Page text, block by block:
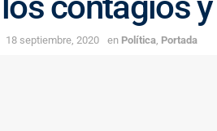
18 septiembre, 2020 en Política Portada